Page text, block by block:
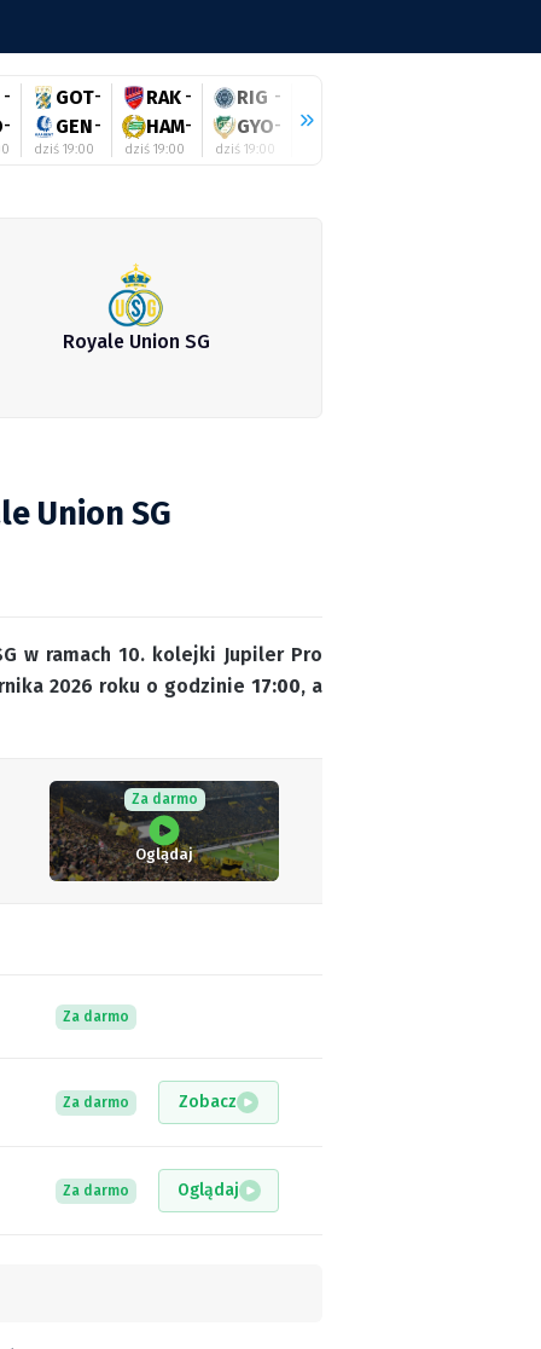
-
-
GOT-
GEN-
dziś 19:00
RAK -
HAM-
dziś 19:00
RIG -
GYO-
dziś 19:00
Royale Union SG
Union SG
w ramach 10. kolejki Jupiler Pro
2026 roku o godzinie17:00, a
Za darmo
Oglądaj
Za darmo
Za darmo Zobacz
Za darmo Oglądaj